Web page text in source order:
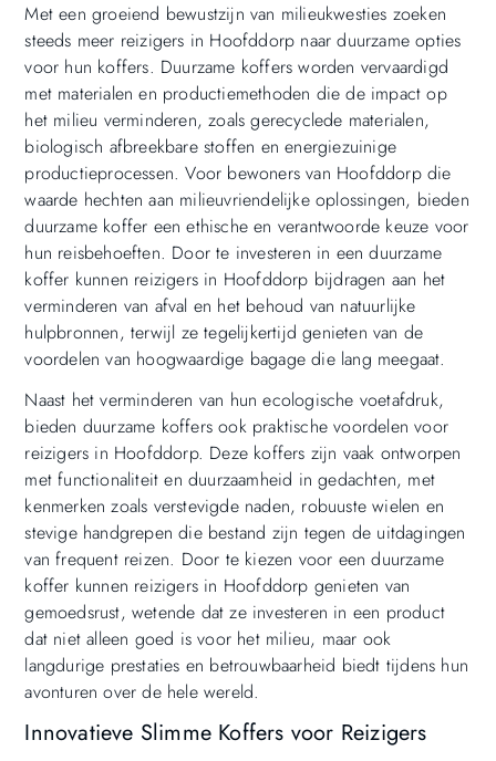
Met een groeiend bewustzijn van milieukwesties zoeken
steeds meer reizigers in Hoofddorp naar duurzame opties
voor hun koffers. Duurzame koffers worden vervaardigd
met materialen en productiemethoden die de impact op
het milieu verminderen, zoals gerecyclede materialen,
biologisch afbreekbare stoffen en energiezuinige
productieprocessen. Voor bewoners van Hoofddorp die
waarde hechten aan milieuvriendelijke oplossingen, bieden
duurzame koffer een ethische en verantwoorde keuze voor
hun reisbehoeften. Door te investeren in een duurzame
koffer kunnen reizigers in Hoofddorp bijdragen aan het
verminderen van afval en het behoud van natuurlijke
hulpbronnen, terwijl ze tegelijkertijd genieten van de
voordelen van hoogwaardige bagage die lang meegaat.
Naast het verminderen van hun ecologische voetafdruk,
bieden duurzame koffers ook praktische voordelen voor
reizigers in Hoofddorp. Deze koffers zijn vaak ontworpen
met functionaliteit en duurzaamheid in gedachten, met
kenmerken zoals verstevigde naden, robuuste wielen en
stevige handgrepen die bestand zijn tegen de uitdagingen
van frequent reizen. Door te kiezen voor een duurzame
koffer kunnen reizigers in Hoofddorp genieten van
gemoedsrust, wetende dat ze investeren in een product
dat niet alleen goed is voor het milieu, maar ook
langdurige prestaties en betrouwbaarheid biedt tijdens hun
avonturen over de hele wereld.
Innovatieve Slimme Koffers voor Reizigers